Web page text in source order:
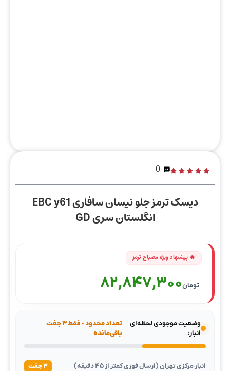
0
دیسک ترمز جلو نیسان سافاری EBC y61
انگلستان سری GD
تومان82,847,300
وضعیت موجودی لحظه‌ای
انبار:
تعداد محدود - فقط ۳ جفت
باقی‌مانده
انبار مرکزی تهران (ارسال فوری کمتر از ۴۵ دقیقه) ۳ جفت